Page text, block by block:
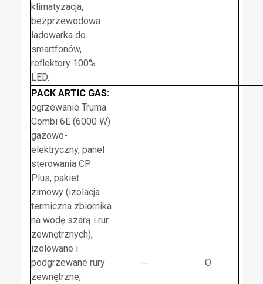
klimatyzacja,
bezprzewodowa
ładowarka do
smartfonów,
reflektory 100%
LED.
PACK ARTIC GAS:
ogrzewanie Truma
Combi 6E (6000 W)
gazowo-
elektryczny, panel
sterowania CP
Plus, pakiet
zimowy (izolacja
termiczna zbiornika
na wodę szarą i rur
zewnętrznych),
izolowane i
podgrzewane rury
zewnętrzne,
─ O